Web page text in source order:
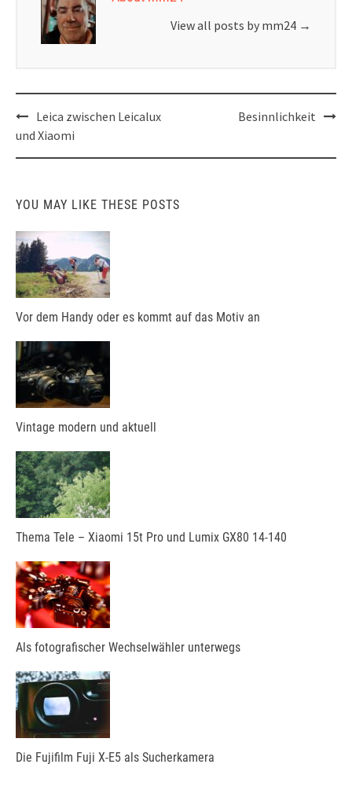
View all posts by mm24 →
Post
navigation
Leica zwischen Leicalux
und Xiaomi
Besinnlichkeit
YOU MAY LIKE THESE POSTS
Vor dem Handy oder es kommt auf das Motiv an
Vintage modern und aktuell
Thema Tele – Xiaomi 15t Pro und Lumix GX80 14-140
Als fotografischer Wechselwähler unterwegs
Die Fujifilm Fuji X-E5 als Sucherkamera